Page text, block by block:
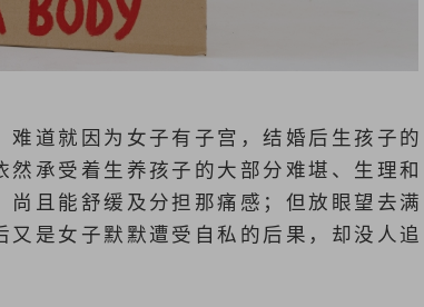
道就因为女子有子宫，结婚后生孩子的
承受着生养孩子的大部分难堪、生理和
且能舒缓及分担那痛感；但放眼望去满
是女子默默遭受自私的后果，却没人追